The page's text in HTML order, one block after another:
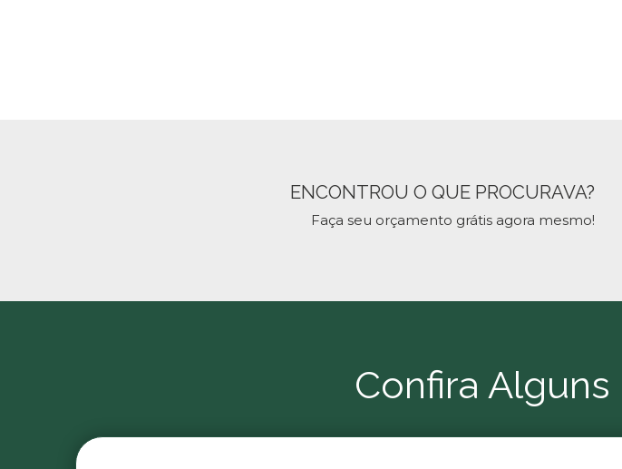
ENCONTROU O QUE PROCURAVA?
Faça seu orçamento grátis agora mesmo!
Confira Alguns